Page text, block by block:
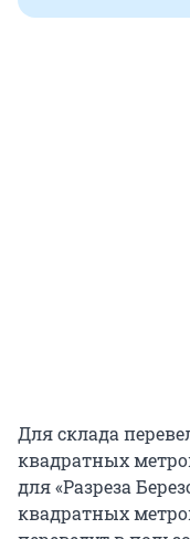
Для склада
квадратных
для «Разреза
квадратных